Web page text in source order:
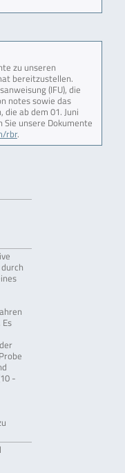
zu unseren
bereitzustellen.
(IFU), die
notes sowie das
die ab dem 01. Juni
unsere Dokumente
rbr.
-